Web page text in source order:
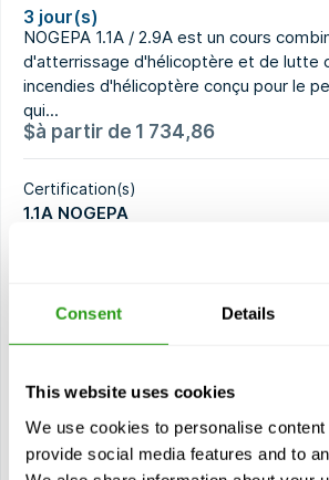
Consent Details
This website uses cookies
We use cookies to personalise
provide social media features and to
3 jour(s)
NOGEPA 1.1A / 2.9A est un cours
d'atterrissage d'hélicoptère et de lutte
incendies d'hélicoptère conçu pour le
qui...
$à partir de 1 734,86
Certification(s)
1.1A NOGEPA
Modules
Reconnaître les dangers des
être capable d'agir de manière